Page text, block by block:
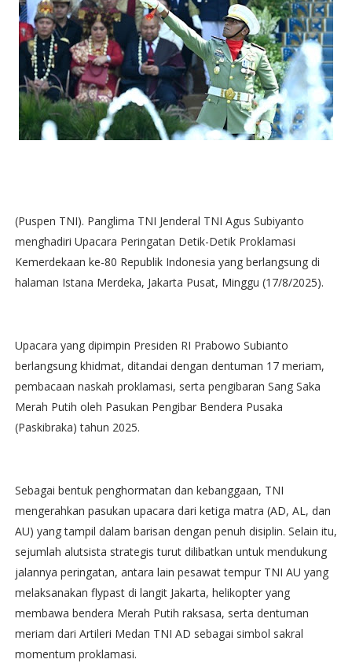
(Puspen TNI). Panglima TNI Jenderal TNI Agus Subiyanto
menghadiri Upacara Peringatan Detik-Detik Proklamasi
Kemerdekaan ke-80 Republik Indonesia yang berlangsung di
halaman Istana Merdeka, Jakarta Pusat, Minggu (17/8/2025).
Upacara yang dipimpin Presiden RI Prabowo Subianto
berlangsung khidmat, ditandai dengan dentuman 17 meriam,
pembacaan naskah proklamasi, serta pengibaran Sang Saka
Merah Putih oleh Pasukan Pengibar Bendera Pusaka
(Paskibraka) tahun 2025.
Sebagai bentuk penghormatan dan kebanggaan, TNI
mengerahkan pasukan upacara dari ketiga matra (AD, AL, dan
AU) yang tampil dalam barisan dengan penuh disiplin. Selain itu,
sejumlah alutsista strategis turut dilibatkan untuk mendukung
jalannya peringatan, antara lain pesawat tempur TNI AU yang
melaksanakan flypast di langit Jakarta, helikopter yang
membawa bendera Merah Putih raksasa, serta dentuman
meriam dari Artileri Medan TNI AD sebagai simbol sakral
momentum proklamasi.